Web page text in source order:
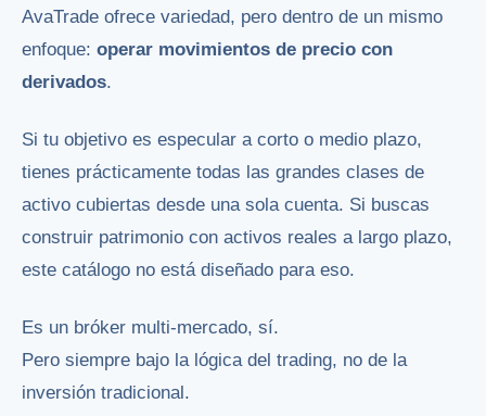
AvaTrade ofrece variedad, pero dentro de un mismo
enfoque: operar movimientos de precio con
derivados.
Si tu objetivo es especular a corto o medio plazo,
tienes prácticamente todas las grandes clases de
activo cubiertas desde una sola cuenta. Si buscas
construir patrimonio con activos reales a largo plazo,
este catálogo no está diseñado para eso.
Es un bróker multi-mercado, sí.
Pero siempre bajo la lógica del trading, no de la
inversión tradicional.